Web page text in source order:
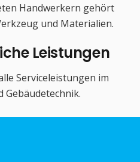
Handwerkern gehört
und Materialien.
Leistungen
Serviceleistungen im
Gebäudetechnik.